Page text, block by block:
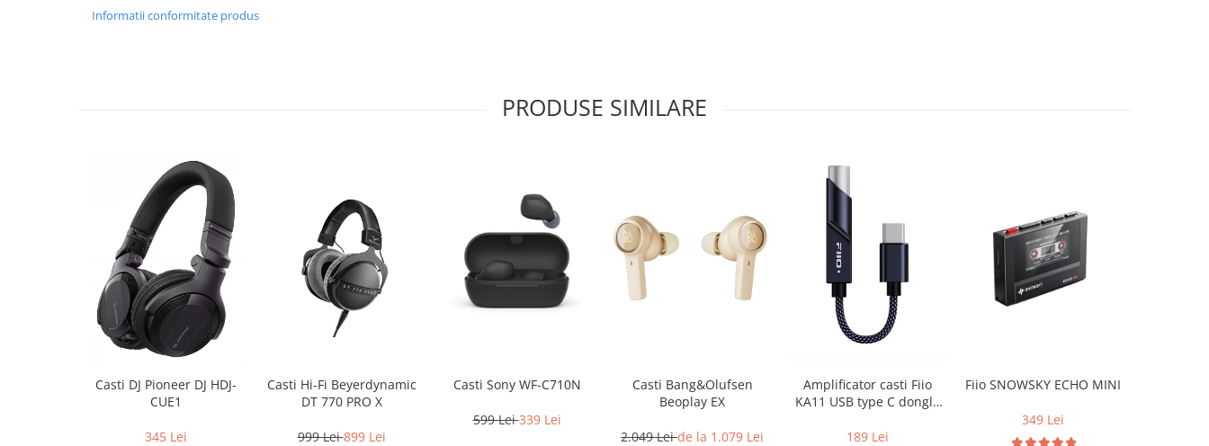
Informatii conformitate produs
PRODUSE SIMILARE
Casti DJ Pioneer DJ HDJ-
CUE1
345 Lei
Casti Hi-Fi Beyerdynamic
DT 770 PRO X
999 Lei899 Lei
Casti Sony WF-C710N
599 Lei339 Lei
Casti Bang&Olufsen
Beoplay EX
2.049 Leide la 1.079 Lei
Amplificator casti Fiio
KA11 USB type C dongle
189 Lei
Fiio SNOWSKY ECHO MINI
349 Lei